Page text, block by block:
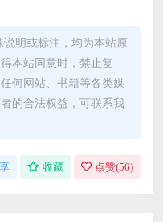
明或标注，均为本站原
本站同意时，禁止复
何网站、书籍等各类媒
的合法权益，可联系我
收藏 点赞(56)